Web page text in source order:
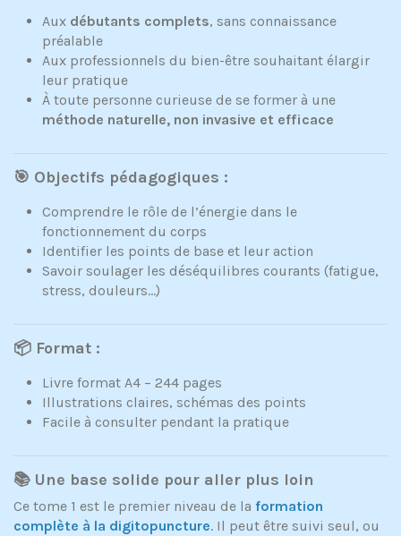
Aux débutants complets, sans connaissance
préalable
Aux professionnels du bien-être souhaitant élargir
leur pratique
À toute personne curieuse de se former à une
méthode naturelle, non invasive et efficace
🎯 Objectifs pédagogiques :
Comprendre le rôle de l’énergie dans le
fonctionnement du corps
Identifier les points de base et leur action
Savoir soulager les déséquilibres courants (fatigue,
stress, douleurs...)
📦 Format :
Livre format A4 – 244 pages
Illustrations claires, schémas des points
Facile à consulter pendant la pratique
📚 Une base solide pour aller plus loin
Ce tome 1 est le premier niveau de la formation
complète à la digitopuncture. Il peut être suivi seul, ou